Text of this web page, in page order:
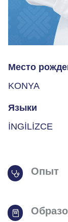
Место
KONYA
Языки
İNGİLİZCE
Опыт